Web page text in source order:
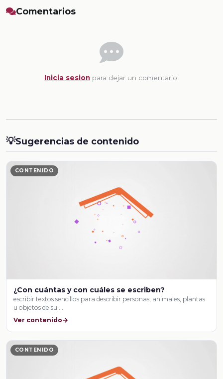
Comentarios
Inicia sesion para dejar un comentario.
💡Sugerencias de contenido
CONTENIDO
¿Con cuántas y con cuáles se escriben?
escribir textos sencillos para describir personas, animales, plantas
u objetos de su …
Ver contenido
CONTENIDO